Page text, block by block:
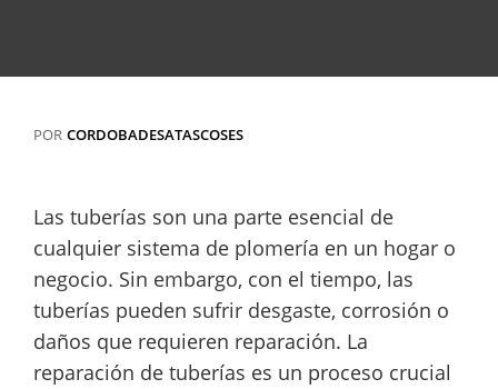
POR CORDOBADESATASCOSES
Las tuberías son una parte esencial de
cualquier sistema de plomería en un hogar o
negocio. Sin embargo, con el tiempo, las
tuberías pueden sufrir desgaste, corrosión o
daños que requieren reparación. La
reparación de tuberías es un proceso crucial